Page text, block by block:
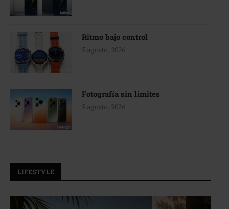
Ritmo bajo control
5 agosto, 2026
Fotografía sin límites
5 agosto, 2026
LIFESTYLE